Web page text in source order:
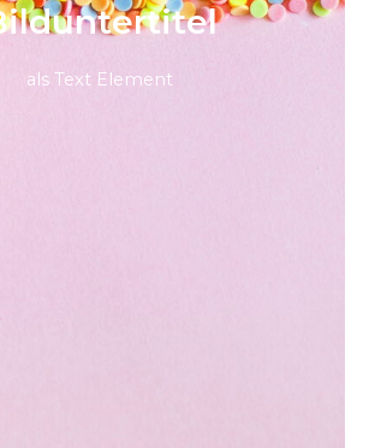
als Text Element